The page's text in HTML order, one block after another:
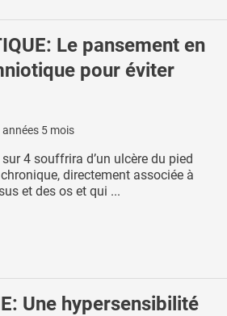
Le pansement en
pour éviter
années 5 mois
4 souffrira d’un ulcère du pied
directement associée à
et des os et qui ...
Une hypersensibilité